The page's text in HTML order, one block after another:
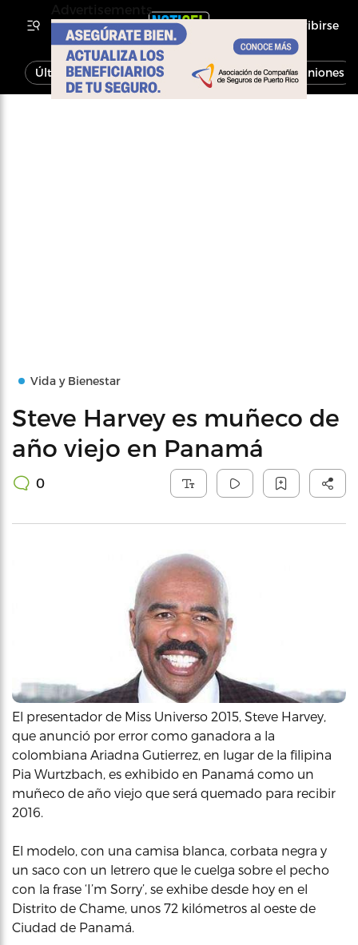
Inscribirse
Última Hora Noticias Economía Opiniones
Vida y Bienestar
Steve Harvey es muñeco de
año viejo en Panamá
0
El presentador de Miss Universo 2015, Steve Harvey,
que anunció por error como ganadora a la
colombiana Ariadna Gutierrez, en lugar de la filipina
Pia Wurtzbach, es exhibido en Panamá como un
muñeco de año viejo que será quemado para recibir
2016.
El modelo, con una camisa blanca, corbata negra y
un saco con un letrero que le cuelga sobre el pecho
con la frase ‘I’m Sorry’, se exhibe desde hoy en el
Distrito de Chame, unos 72 kilómetros al oeste de
Ciudad de Panamá.
Advertisements